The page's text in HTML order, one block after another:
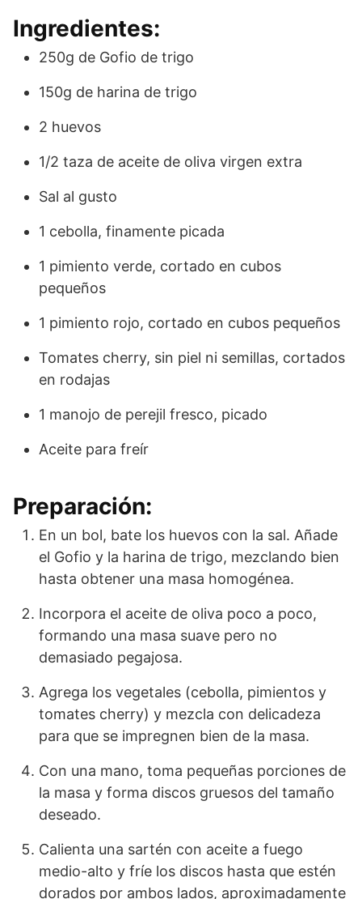
Ingredientes:
250g de Gofio de trigo
150g de harina de trigo
2 huevos
1/2 taza de aceite de oliva virgen extra
Sal al gusto
1 cebolla, finamente picada
1 pimiento verde, cortado en cubos
pequeños
1 pimiento rojo, cortado en cubos pequeños
Tomates cherry, sin piel ni semillas, cortados
en rodajas
1 manojo de perejil fresco, picado
Aceite para freír
Preparación:
En un bol, bate los huevos con la sal. Añade
el Gofio y la harina de trigo, mezclando bien
hasta obtener una masa homogénea.
Incorpora el aceite de oliva poco a poco,
formando una masa suave pero no
demasiado pegajosa.
Agrega los vegetales (cebolla, pimientos y
tomates cherry) y mezcla con delicadeza
para que se impregnen bien de la masa.
Con una mano, toma pequeñas porciones de
la masa y forma discos gruesos del tamaño
deseado.
Calienta una sartén con aceite a fuego
medio-alto y fríe los discos hasta que estén
dorados por ambos lados, aproximadamente